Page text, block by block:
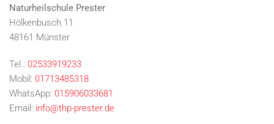
Naturheilschule Prester
Hölkenbusch 11
48161 Münster
Tel.: 02533919233
Mobil: 01713485318
WhatsApp: 015906033681
Email: info@thp-prester.de